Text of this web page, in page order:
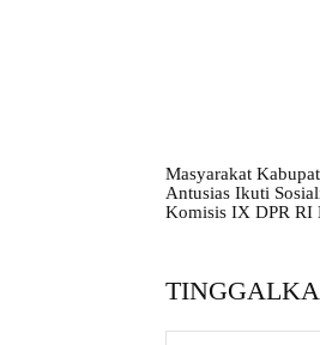
Masyarakat
Antusias Ikuti
Komisis IX DPR RI